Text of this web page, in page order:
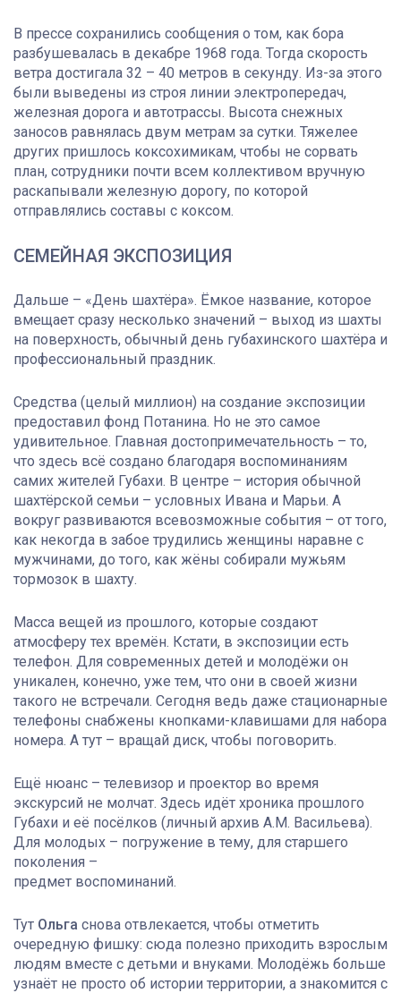
В прессе сохранились сообщения о том, как бора
разбушевалась в декабре 1968 года. Тогда скорость
ветра достигала 32 – 40 метров в секунду. Из-за этого
были выведены из строя линии электропередач,
железная дорога и автотрассы. Высота снежных
заносов равнялась двум метрам за сутки. Тяжелее
других пришлось коксохимикам, чтобы не сорвать
план, сотрудники почти всем коллективом вручную
раскапывали железную дорогу, по которой
отправлялись составы с коксом.
СЕМЕЙНАЯ ЭКСПОЗИЦИЯ
Дальше – «День шахтёра». Ёмкое название, которое
вмещает сразу несколько значений – выход из шахты
на поверхность, обычный день губахинского шахтёра и
профессиональный праздник.
Средства (целый миллион) на создание экспозиции
предоставил фонд Потанина. Но не это самое
удивительное. Главная достопримечательность – то,
что здесь всё создано благодаря воспоминаниям
самих жителей Губахи. В центре – история обычной
шахтёрской семьи – условных Ивана и Марьи. А
вокруг развиваются всевозможные события – от того,
как некогда в забое трудились женщины наравне с
мужчинами, до того, как жёны собирали мужьям
тормозок в шахту.
Масса вещей из прошлого, которые создают
атмосферу тех времён. Кстати, в экспозиции есть
телефон. Для современных детей и молодёжи он
уникален, конечно, уже тем, что они в своей жизни
такого не встречали. Сегодня ведь даже стационарные
телефоны снабжены кнопками-клавишами для набора
номера. А тут – вращай диск, чтобы поговорить.
Ещё нюанс – телевизор и проектор во время
экскурсий не молчат. Здесь идёт хроника прошлого
Губахи и её посёлков (личный архив А.М. Васильева).
Для молодых – погружение в тему, для старшего
поколения –
предмет воспоминаний.
Тут Ольга снова отвлекается, чтобы отметить
очередную фишку: сюда полезно приходить взрослым
людям вместе с детьми и внуками. Молодёжь больше
узнаёт не просто об истории территории, а знакомится с